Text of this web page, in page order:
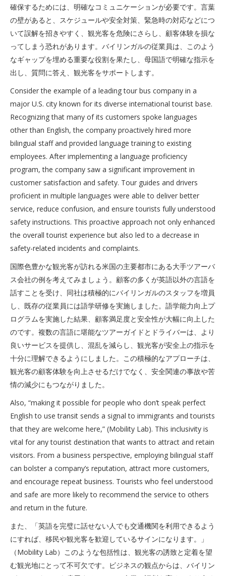
確保するためには、明確なコミュニケーションが必要です。言葉
の壁があると、スケジュールや安全対策、緊急時の対応などにつ
いて誤解を招きやすく、観光客を危険にさらし、顧客体験を損な
ってしまう恐れがあります。バイリンガルの従業員は、このよう
なギャップを埋める重要な役割を果たし、母国語で明確な指示を
出し、質問に答え、観光客をサポートします。
Consider the example of a leading tour bus company in a
major U.S. city known for its diverse international tourist base.
Recognizing that many of its customers spoke languages
other than English, the company proactively hired more
bilingual staff and provided language training to existing
employees. After implementing a language proficiency
program, the company saw a significant improvement in
customer satisfaction and safety. Tour guides and drivers
proficient in multiple languages were able to deliver better
service, reduce confusion, and ensure tourists fully understood
safety instructions. This proactive approach not only enhanced
the overall tourist experience but also led to a decrease in
safety-related incidents and complaints.
国際色豊かな観光客が訪れる米国の主要都市にある大手ツアーバ
ス会社の例を考えてみましょう。顧客の多くが英語以外の言語を
話すことを受け、同社は積極的にバイリンガルのスタッフを増員
し、既存の従業員には語学研修を実施しました。語学能力向上プ
ログラムを実施した結果、顧客満足度と安全性が大幅に向上した
のです。複数の言語に堪能なツアーガイドとドライバーは、より
良いサービスを提供し、混乱を減らし、観光客が安全上の指示を
十分に理解できるようにしました。この積極的なアプローチは、
観光客の顧客体験を向上させるだけでなく、安全関連の事故や苦
情の減少にもつながりました。
Also, “making it possible for people who don’t speak perfect
English to use transit sends a signal to immigrants and tourists
that they are welcome here,” (Mobility Lab). This inclusivity is
vital for any tourist destination that wants to attract and retain
visitors. From a business perspective, employing bilingual staff
can bolster a company’s reputation, attract more customers,
and encourage repeat business. Tourists who feel understood
and safe are more likely to recommend the service to others
and return in the future.
また、「英語を完璧に話せない人でも交通機関を利用できるよう
にすれば、移民や観光客を歓迎しているサインになります。」
（Mobility Lab）このような包括性は、観光客の誘致と定着を望
む観光地にとって不可欠です。ビジネスの観点からは、バイリン